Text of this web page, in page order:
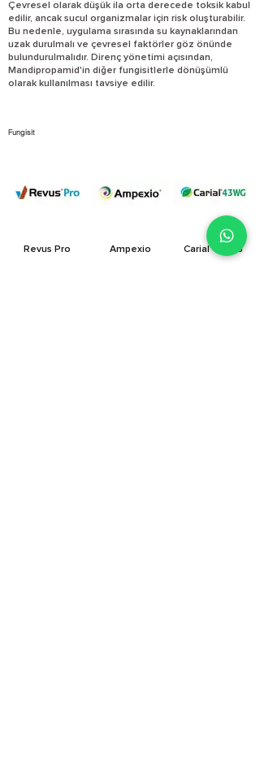
Çevresel olarak düşük ila orta derecede toksik kabul
edilir, ancak sucul organizmalar için risk oluşturabilir.
Bu nedenle, uygulama sırasında su kaynaklarından
uzak durulmalı ve çevresel faktörler göz önünde
bulundurulmalıdır. Direnç yönetimi açısından,
Mandipropamid'in diğer fungisitlerle dönüşümlü
olarak kullanılması tavsiye edilir.
Fungisit
Revus Pro Ampexio Carial 43 WG